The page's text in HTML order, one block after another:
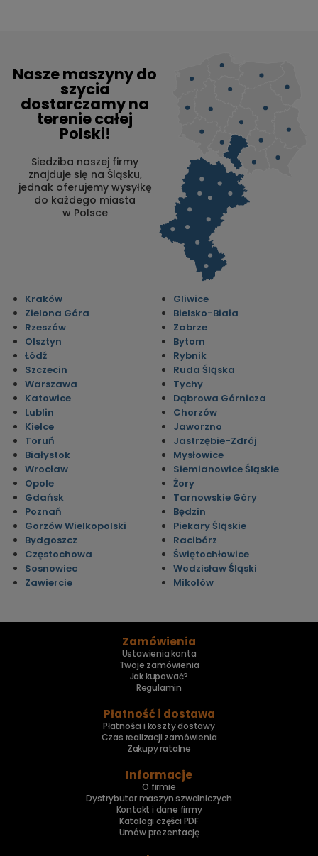
Nasze maszyny do
szycia
dostarczamy na
terenie całej
Polski!
Siedziba naszej firmy
znajduje się na Śląsku,
jednak oferujemy wysyłkę
do każdego miasta
w Polsce
Kraków
Zielona Góra
Rzeszów
Olsztyn
Łódź
Szczecin
Warszawa
Katowice
Lublin
Kielce
Toruń
Białystok
Wrocław
Opole
Gdańsk
Poznań
Gorzów Wielkopolski
Bydgoszcz
Częstochowa
Sosnowiec
Zawiercie
Gliwice
Bielsko-Biała
Zabrze
Bytom
Rybnik
Ruda Śląska
Tychy
Dąbrowa Górnicza
Chorzów
Jaworzno
Jastrzębie-Zdrój
Mysłowice
Siemianowice Śląskie
Żory
Tarnowskie Góry
Będzin
Piekary Śląskie
Racibórz
Świętochłowice
Wodzisław Śląski
Mikołów
Zamówienia
Ustawienia konta
Twoje zamówienia
Jak kupować?
Regulamin
Płatność i dostawa
Płatności i koszty dostawy
Czas realizacji zamówienia
Zakupy ratalne
Informacje
O firmie
Dystrybutor maszyn szwalniczych
Kontakt i dane firmy
Katalogi części PDF
Umów prezentację